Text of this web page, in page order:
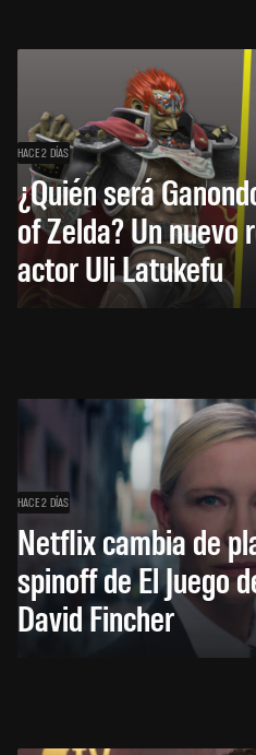
HACE 2 DÍAS
¿Quién será
of Zelda? Un nuevo
actor Uli Latukefu
HACE 2 DÍAS
Netflix cambia de
spinoff de El Juego
David Fincher